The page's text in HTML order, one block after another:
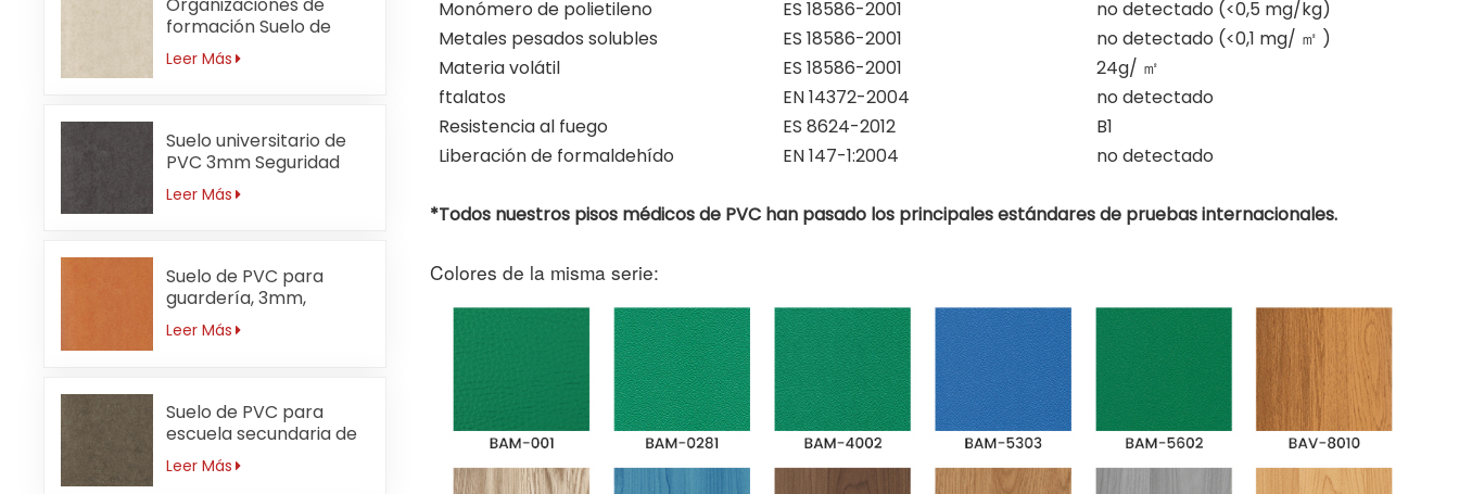
formación Suelo de
PVC 3mm
Antibacteriano
Leer Más
Suelo universitario de
PVC 3mm Seguridad
Leer Más
Suelo de PVC para
guardería, 3mm,
ignífugo, naranja
Leer Más
Suelo de PVC para
escuela secundaria de
3 mm resistente al
desgaste
Leer Más
Monómero de polietileno
ES 18586-2001
no detectado (<0,5 mg/kg)
Metales pesados ​​solubles
ES 18586-2001 no detectado (<0,1 mg/ ㎡ )
Materia volátil
ES 18586-2001 24g/ ㎡
ftalatos
EN 14372-2004
no detectado
Resistencia al fuego
ES 8624-2012
B1
Liberación de formaldehído
EN 147-1:2004 no detectado
*Todos nuestros pisos médicos de PVC han pasado los principales estándares de pruebas internacionales.
Colores de la misma serie: